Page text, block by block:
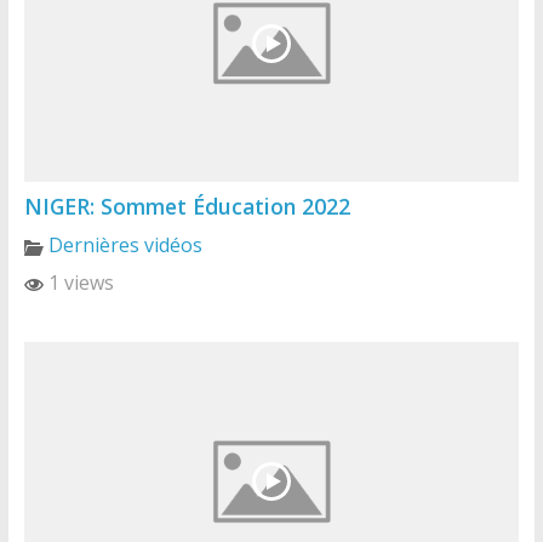
NIGER: Sommet Éducation 2022
Dernières vidéos
1 views